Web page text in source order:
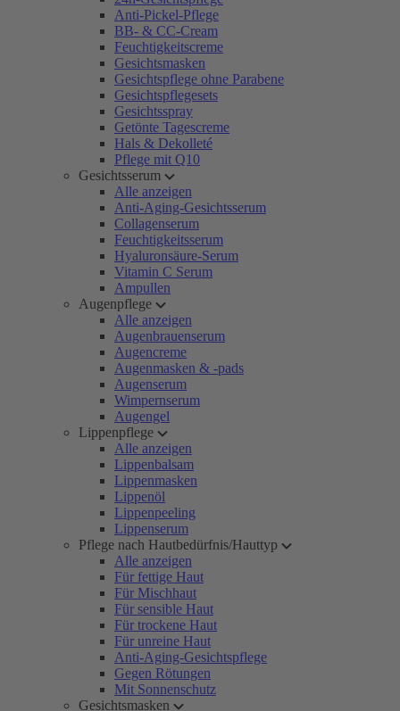
Anti-Pickel-Pflege
BB- & CC-Cream
Feuchtigkeitscreme
Gesichtsmasken
Gesichtspflege ohne Parabene
Gesichtspflegesets
Gesichtsspray
Getönte Tagescreme
Hals & Dekolleté
Pflege mit Q10
Gesichtsserum
Alle anzeigen
Anti-Aging-Gesichtsserum
Collagenserum
Feuchtigkeitsserum
Hyaluronsäure-Serum
Vitamin C Serum
Ampullen
Augenpflege
Alle anzeigen
Augenbrauenserum
Augencreme
Augenmasken & -pads
Augenserum
Wimpernserum
Augengel
Lippenpflege
Alle anzeigen
Lippenbalsam
Lippenmasken
Lippenöl
Lippenpeeling
Lippenserum
Pflege nach Hautbedürfnis/Hauttyp
Alle anzeigen
Für fettige Haut
Für Mischhaut
Für sensible Haut
Für trockene Haut
Für unreine Haut
Anti-Aging-Gesichtspflege
Gegen Rötungen
Mit Sonnenschutz
Gesichtsmasken